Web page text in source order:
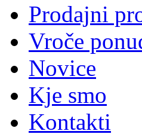
Prodajni
Vroče
Novice
Kje smo
Kontakti